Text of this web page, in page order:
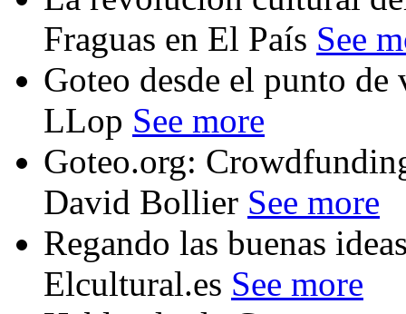
Fraguas en El País See
Goteo desde el punto
LLop See more
Goteo.org:
David Bollier See more
Regando las buenas
Elcultural.es See more